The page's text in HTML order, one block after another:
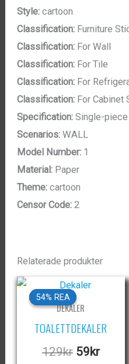
Style:cartoon
Classification:Furniture
Classification:For Wall
Classification:For Tile
Classification:For
Classification:For Cabinet
Specification:Single-piece
Scenarios:WALL
Model Number:1
Material:Paper
Theme:cartoon
Censor Code:2
Relaterade produkter
54% REA
54% REA
DEKALER
TOALETTDEKALER
129kr Det
59krDet